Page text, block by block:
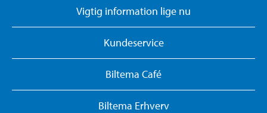
Vigtig information lige nu
Kundeservice
Biltema Café
Biltema Erhverv